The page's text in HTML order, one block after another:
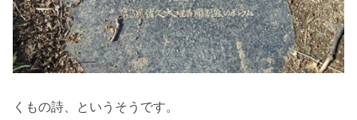
くもの詩、というそうです。